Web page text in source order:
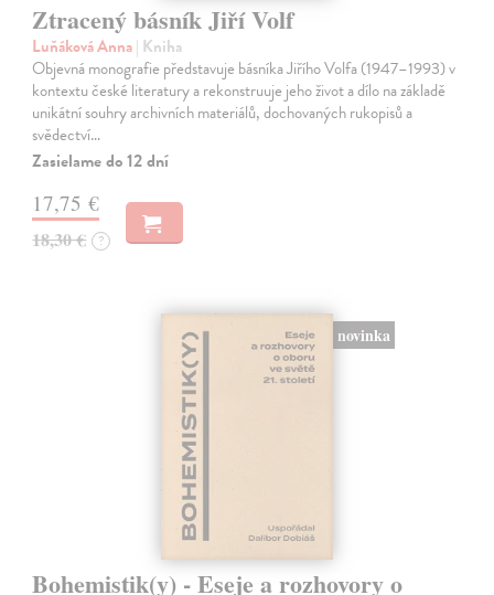
Ztracený básník Jiří Volf
Luňáková Anna| Kniha
Objevná monografie představuje básníka Jiřího Volfa (1947–1993) v
kontextu české literatury a rekonstruuje jeho život a dílo na základě
unikátní souhry archivních materiálů, dochovaných rukopisů a
svědectví…
Zasielame do 12 dní
17,75 €
18,30 € ?
novinka
Bohemistik(y) - Eseje a rozhovory o